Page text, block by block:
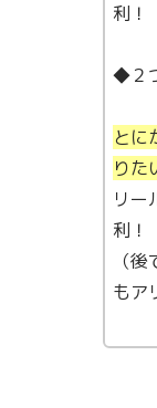
利！
◆２
とに
りた
リー
利！
（
もア